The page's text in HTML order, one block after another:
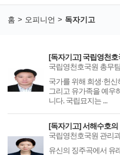
홈 오피니언 독자기고
국립영천호국원 총무
국가를 위해 희생·헌
그리고 유가족을 예우
니다. 국립묘지는 ...
국립영천호국원 관리
유신의 징주곡에서 유